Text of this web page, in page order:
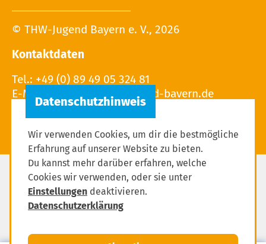
© THW-Jugend Bayern e. V., 2026
Kontaktdaten
Tel.: +49 (0) 89 49 05 324 81
E-Mail:
Impressum
Datenschutzerklärung
Wir verwenden Cookies, um dir die bestmögliche
Erfahrung auf unserer Website zu bieten.
Du kannst mehr darüber erfahren, welche
Cookies wir verwenden, oder sie unter
Einstellungen deaktivieren.
Datenschutzerklärung